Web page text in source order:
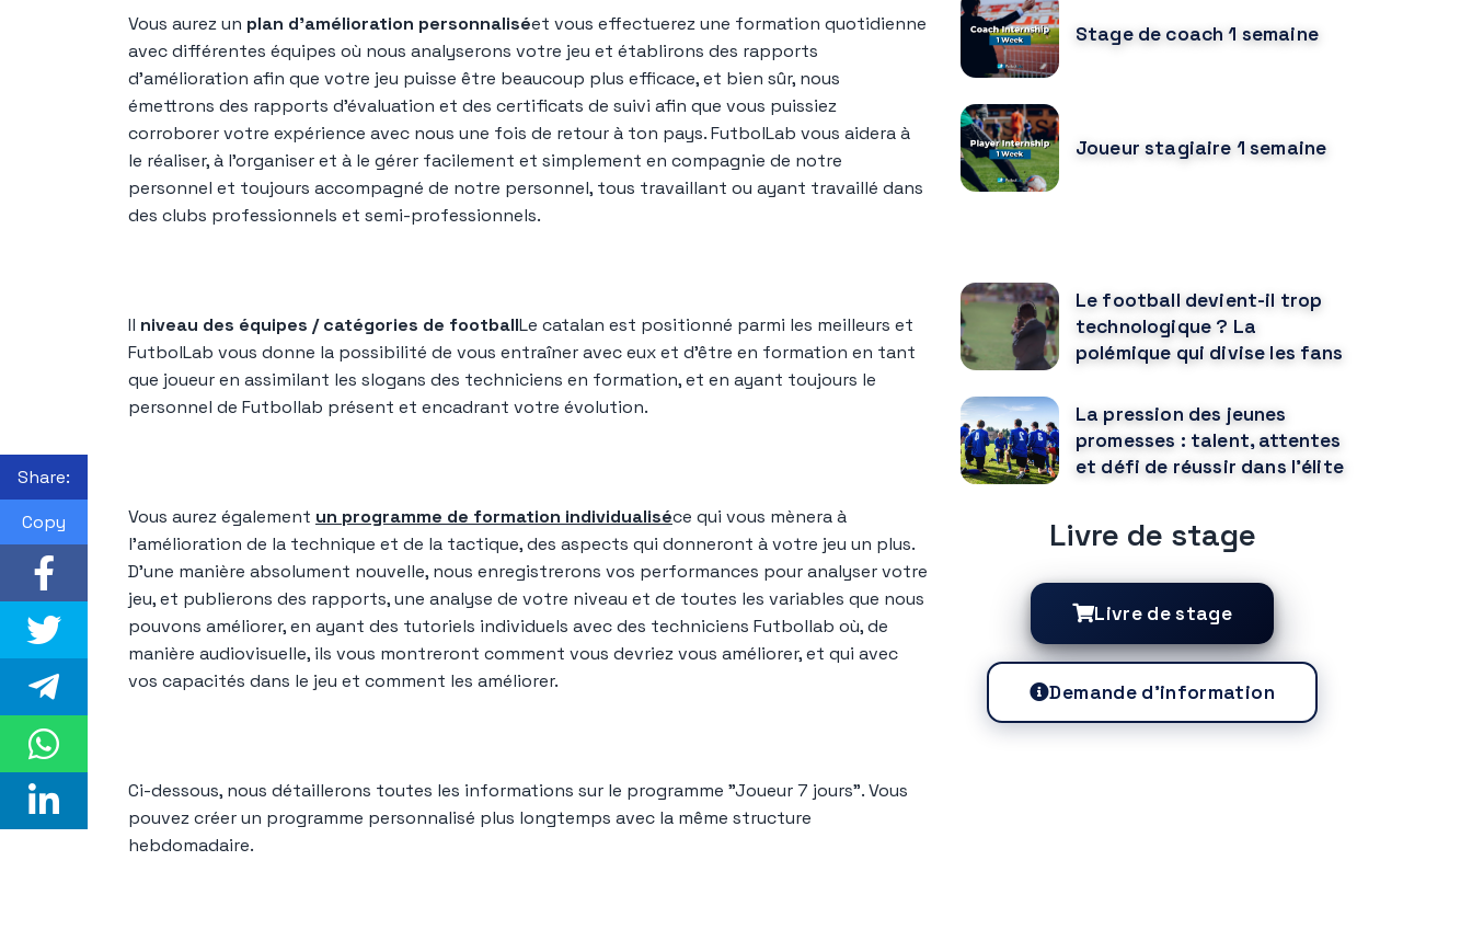
Vous aurez un plan d'amélioration personnaliséet vous effectuerez une formation quotidienne
avec différentes équipes où nous analyserons votre jeu et établirons des rapports
d'amélioration afin que votre jeu puisse être beaucoup plus efficace, et bien sûr, nous
émettrons des rapports d'évaluation et des certificats de suivi afin que vous puissiez
corroborer votre expérience avec nous une fois de retour à ton pays. FutbolLab vous aidera à
le réaliser, à l'organiser et à le gérer facilement et simplement en compagnie de notre
personnel et toujours accompagné de notre personnel, tous travaillant ou ayant travaillé dans
des clubs professionnels et semi-professionnels.
Il niveau des équipes / catégories de footballLe catalan est positionné parmi les meilleurs et
FutbolLab vous donne la possibilité de vous entraîner avec eux et d'être en formation en tant
que joueur en assimilant les slogans des techniciens en formation, et en ayant toujours le
personnel de Futbollab présent et encadrant votre évolution.
Vous aurez également un programme de formation individualiséce qui vous mènera à
l'amélioration de la technique et de la tactique, des aspects qui donneront à votre jeu un plus.
D'une manière absolument nouvelle, nous enregistrerons vos performances pour analyser votre
jeu, et publierons des rapports, une analyse de votre niveau et de toutes les variables que nous
pouvons améliorer, en ayant des tutoriels individuels avec des techniciens Futbollab où, de
manière audiovisuelle, ils vous montreront comment vous devriez vous améliorer, et qui avec
vos capacités dans le jeu et comment les améliorer.
Ci-dessous, nous détaillerons toutes les informations sur le programme "Joueur 7 jours". Vous
pouvez créer un programme personnalisé plus longtemps avec la même structure
hebdomadaire.
Stage de coach 1 semaine
Joueur stagiaire 1 semaine
Le football devient-il trop
technologique ? La
polémique qui divise les fans
La pression des jeunes
promesses : talent, attentes
et défi de réussir dans l'élite
Livre de stage
Livre de stage
Demande d'information
Share:
Copy